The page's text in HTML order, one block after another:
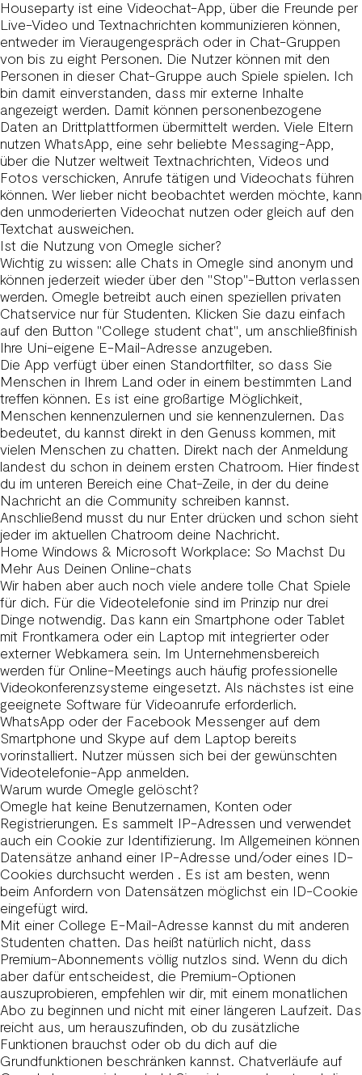
Houseparty ist eine Videochat-App, über die Freunde per
Live-Video und Textnachrichten kommunizieren können,
entweder im Vieraugengespräch oder in Chat-Gruppen
von bis zu eight Personen. Die Nutzer können mit den
Personen in dieser Chat-Gruppe auch Spiele spielen. Ich
bin damit einverstanden, dass mir externe Inhalte
angezeigt werden. Damit können personenbezogene
Daten an Drittplattformen übermittelt werden. Viele Eltern
nutzen WhatsApp, eine sehr beliebte Messaging-App,
über die Nutzer weltweit Textnachrichten, Videos und
Fotos verschicken, Anrufe tätigen und Videochats führen
können. Wer lieber nicht beobachtet werden möchte, kann
den unmoderierten Videochat nutzen oder gleich auf den
Textchat ausweichen.
Ist die Nutzung von Omegle sicher?
Wichtig zu wissen: alle Chats in Omegle sind anonym und
können jederzeit wieder über den "Stop"-Button verlassen
werden. Omegle betreibt auch einen speziellen privaten
Chatservice nur für Studenten. Klicken Sie dazu einfach
auf den Button "College student chat", um anschließfinish
Ihre Uni-eigene E-Mail-Adresse anzugeben.
Die App verfügt über einen Standortfilter, so dass Sie
Menschen in Ihrem Land oder in einem bestimmten Land
treffen können. Es ist eine großartige Möglichkeit,
Menschen kennenzulernen und sie kennenzulernen. Das
bedeutet, du kannst direkt in den Genuss kommen, mit
vielen Menschen zu chatten. Direkt nach der Anmeldung
landest du schon in deinem ersten Chatroom. Hier findest
du im unteren Bereich eine Chat-Zeile, in der du deine
Nachricht an die Community schreiben kannst.
Anschließend musst du nur Enter drücken und schon sieht
jeder im aktuellen Chatroom deine Nachricht.
Home Windows & Microsoft Workplace: So Machst Du
Mehr Aus Deinen Online-chats
Wir haben aber auch noch viele andere tolle Chat Spiele
für dich. Für die Videotelefonie sind im Prinzip nur drei
Dinge notwendig. Das kann ein Smartphone oder Tablet
mit Frontkamera oder ein Laptop mit integrierter oder
externer Webkamera sein. Im Unternehmensbereich
werden für Online-Meetings auch häufig professionelle
Videokonferenzsysteme eingesetzt. Als nächstes ist eine
geeignete Software für Videoanrufe erforderlich.
WhatsApp oder der Facebook Messenger auf dem
Smartphone und Skype auf dem Laptop bereits
vorinstalliert. Nutzer müssen sich bei der gewünschten
Videotelefonie-App anmelden.
Warum wurde Omegle gelöscht?
Omegle hat keine Benutzernamen, Konten oder
Registrierungen. Es sammelt IP-Adressen und verwendet
auch ein Cookie zur Identifizierung. Im Allgemeinen können
Datensätze anhand einer IP-Adresse und/oder eines ID-
Cookies durchsucht werden . Es ist am besten, wenn
beim Anfordern von Datensätzen möglichst ein ID-Cookie
eingefügt wird.
Mit einer College E-Mail-Adresse kannst du mit anderen
Studenten chatten. Das heißt natürlich nicht, dass
Premium-Abonnements völlig nutzlos sind. Wenn du dich
aber dafür entscheidest, die Premium-Optionen
auszuprobieren, empfehlen wir dir, mit einem monatlichen
Abo zu beginnen und nicht mit einer längeren Laufzeit. Das
reicht aus, um herauszufinden, ob du zusätzliche
Funktionen brauchst oder ob du dich auf die
Grundfunktionen beschränken kannst. Chatverläufe auf